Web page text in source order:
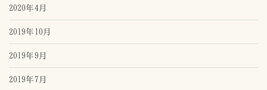
2020年4月
2019年10月
2019年9月
2019年7月